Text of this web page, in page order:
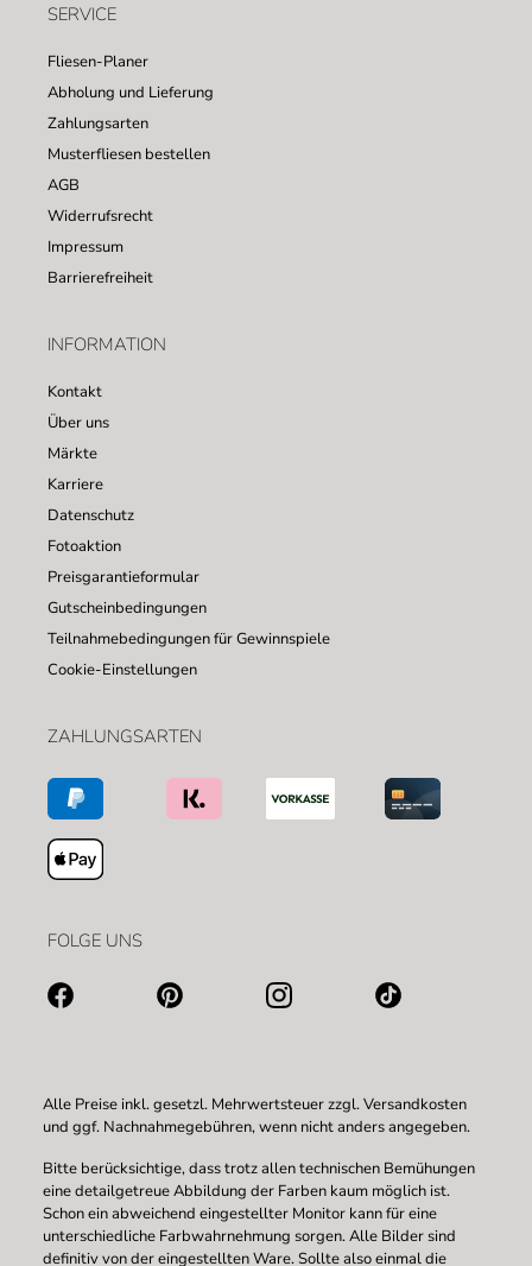
SERVICE
Fliesen-Planer
Abholung und Lieferung
Zahlungsarten
Musterfliesen bestellen
AGB
Widerrufsrecht
Impressum
Barrierefreiheit
INFORMATION
Kontakt
Über uns
Märkte
Karriere
Datenschutz
Fotoaktion
Preisgarantieformular
Gutscheinbedingungen
Teilnahmebedingungen für Gewinnspiele
Cookie-Einstellungen
ZAHLUNGSARTEN
FOLGE UNS
Alle Preise inkl. gesetzl. Mehrwertsteuer zzgl.Versandkosten
und ggf. Nachnahmegebühren, wenn nicht anders angegeben.
Bitte berücksichtige, dass trotz allen technischen Bemühungen
eine detailgetreue Abbildung der Farben kaum möglich ist.
Schon ein abweichend eingestellter Monitor kann für eine
unterschiedliche Farbwahrnehmung sorgen. Alle Bilder sind
definitiv von der eingestellten Ware. Sollte also einmal die